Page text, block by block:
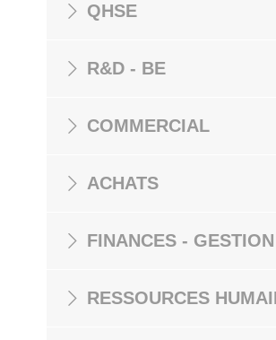
QHSE
R&D - BE
COMMERCIAL
ACHATS
FINANCES -
RESSOURCES